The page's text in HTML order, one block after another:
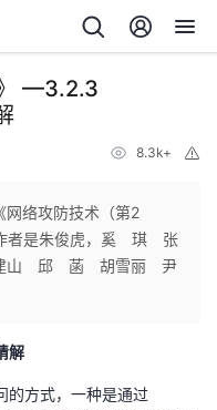
》 —3.2.3
8.3k+
网络攻防技术（第2
者是朱俊虎，奚 琪 张
山 邱 菡 胡雪丽 尹
解
的方式，一种是通过